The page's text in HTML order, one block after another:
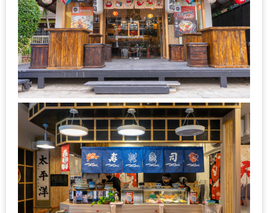
ร้าน
อร่อย
ที่
ต้อง
มา
ลอง
ถนน
คน
เดิน
วัน
อาทิตย์
ท่าแพ
เชียงใหม่